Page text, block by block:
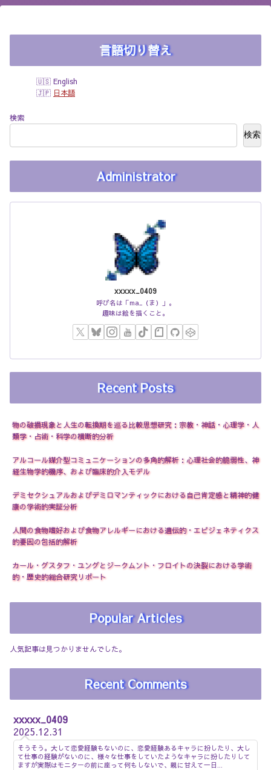
言語切り替え
English
日本語
検索
検索
Administrator
xxxxx_0409
呼び名は「ma_（ま）」。
趣味は絵を描くこと。
Recent Posts
物の破損現象と人生の転換期を巡る比較思想研究：宗教・神話・心理学・人
類学・占術・科学の横断的分析
アルコール媒介型コミュニケーションの多角的解析：心理社会的脆弱性、神
経生物学的機序、および臨床的介入モデル
デミセクシュアルおよびデミロマンティックにおける自己肯定感と精神的健
康の学術的実証分析
人間の食物嗜好および食物アレルギーにおける遺伝的・エピジェネティクス
的要因の包括的解析
カール・グスタフ・ユングとジークムント・フロイトの決裂における学術
的・歴史的総合研究リポート
Popular Articles
人気記事は見つかりませんでした。
Recent Comments
xxxxx_0409
2025.12.31
そうそう。大して恋愛経験もないのに、恋愛経験あるキャラに扮したり、大し
て仕事の経験がないのに、様々な仕事をしていたようなキャラに扮したりして
ますが実際はモニターの前に座って何もしないで、親に甘えて一日...